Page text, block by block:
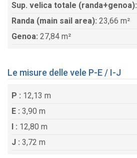
Sup. velica totale (randa+genoa):
Randa (main sail area): 23,66 m²
Genoa: 27,84 m²
Le misure delle vele P-E / I-J
P : 12,13 m
E : 3,90 m
I : 12,80 m
J : 3,72 m